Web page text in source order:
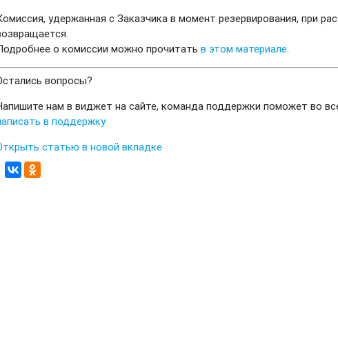
удержанная с Заказчика в момент резервирования, при
о комиссии можно прочитатьв этом материале
вопросы?
нам в виджет на сайте, команда поддержки поможет во
в поддержку
статью в новой вкладке